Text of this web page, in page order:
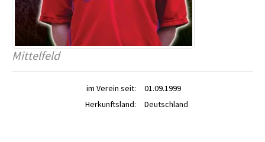
Mittelfeld
im Verein seit:
01.09.1999
Herkunftsland:
Deutschland